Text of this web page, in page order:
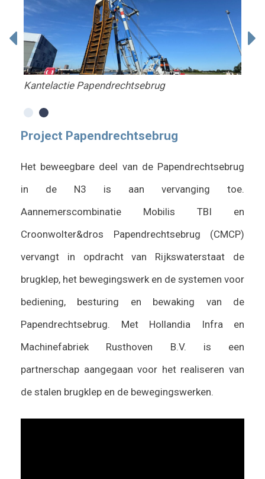
Kantelactie Papendrechtsebrug
Project Papendrechtsebrug
Het beweegbare deel van de Papendrechtsebrug
in de N3 is aan vervanging toe.
Aannemerscombinatie Mobilis TBI en
Croonwolter&dros Papendrechtsebrug (CMCP)
vervangt in opdracht van Rijkswaterstaat de
brugklep, het bewegingswerk en de systemen voor
bediening, besturing en bewaking van de
Papendrechtsebrug. Met Hollandia Infra en
Machinefabriek Rusthoven B.V. is een
partnerschap aangegaan voor het realiseren van
de stalen brugklep en de bewegingswerken.